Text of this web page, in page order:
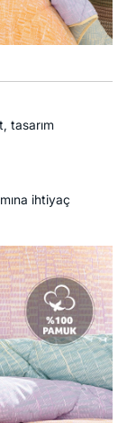
tasarım
ihtiyaç